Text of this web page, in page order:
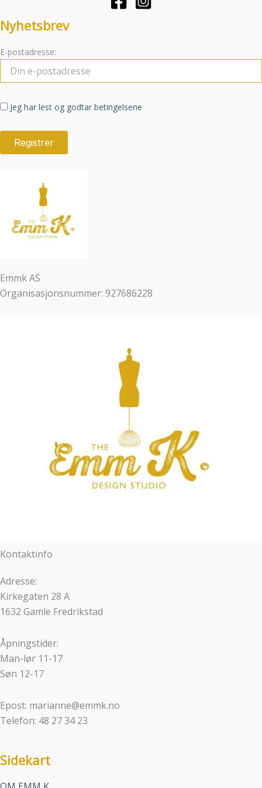
Nyhetsbrev
E-postadresse:
Jeg har lest og godtar betingelsene
Emmk AS
Organisasjonsnummer: 927686228
Kontaktinfo
Adresse:
Kirkegaten 28 A
1632 Gamle Fredrikstad
Åpningstider:
Man-lør 11-17
Søn 12-17
Epost: marianne@emmk.no
Telefon: 48 27 34 23
Sidekart